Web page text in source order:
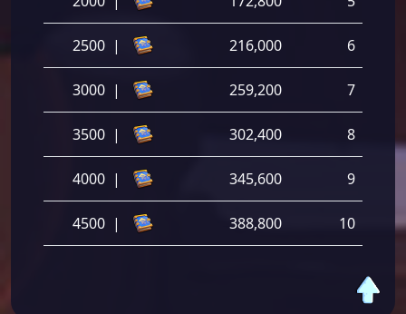
6
216,000
|
2500
7
259,200
|
3000
8
302,400
|
3500
9
345,600
|
4000
10
388,800
|
4500